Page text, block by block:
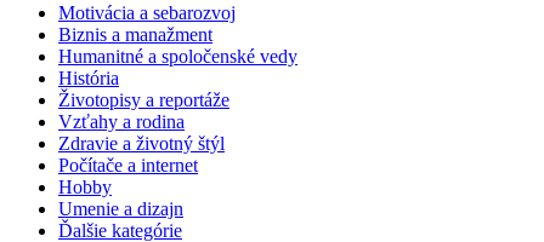
Motivácia a sebarozvoj
Biznis a manažment
Humanitné a spoločenské vedy
História
Životopisy a reportáže
Vzťahy a rodina
Zdravie a životný štýl
Počítače a internet
Hobby
Umenie a dizajn
Ďalšie kategórie